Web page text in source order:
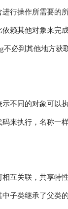
行操作所需要的
赖其他对象来完
不必到其他地方获
不同的对象可以
来执行，名称一
互关联，共享特
子类继承了父类